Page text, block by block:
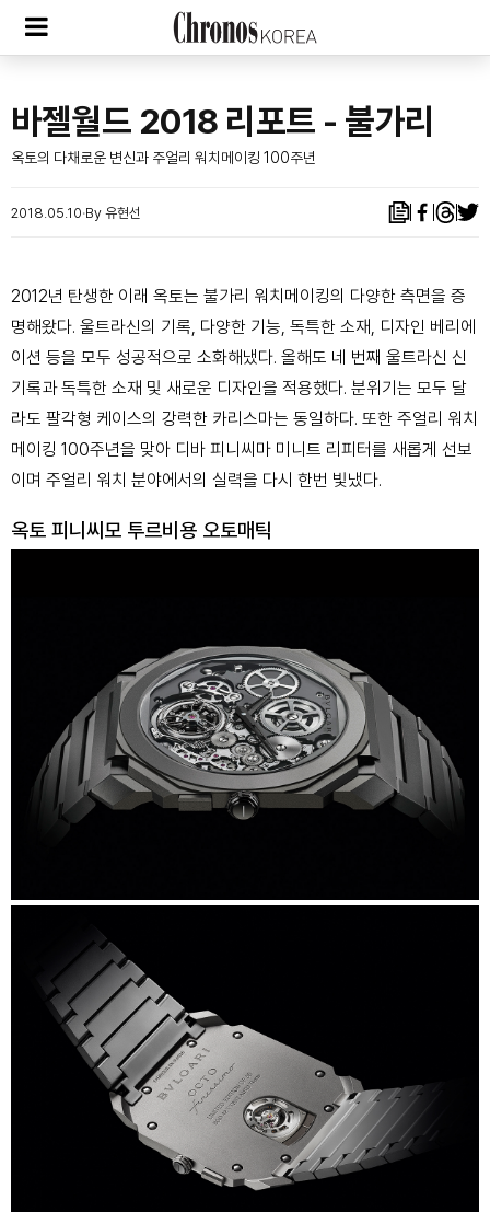
바젤월드 2018 리포트 - 불가리
옥토의 다채로운 변신과 주얼리 워치메이킹 100주년
2018.05.10 By 유현선
2012년 탄생한 이래 옥토는 불가리 워치메이킹의 다양한 측면을 증
명해왔다. 울트라신의 기록, 다양한 기능, 독특한 소재, 디자인 베리에
이션 등을 모두 성공적으로 소화해냈다. 올해도 네 번째 울트라신 신
기록과 독특한 소재 및 새로운 디자인을 적용했다. 분위기는 모두 달
라도 팔각형 케이스의 강력한 카리스마는 동일하다. 또한 주얼리 워치
메이킹 100주년을 맞아 디바 피니씨마 미니트 리피터를 새롭게 선보
이며 주얼리 워치 분야에서의 실력을 다시 한번 빛냈다.
옥토 피니씨모 투르비용 오토매틱